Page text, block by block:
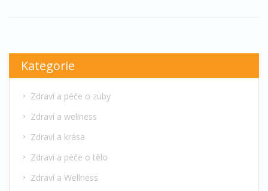
Kategorie
Zdraví a péče o zuby
Zdraví a wellness
Zdraví a krása
Zdraví a péče o tělo
Zdraví a Wellness